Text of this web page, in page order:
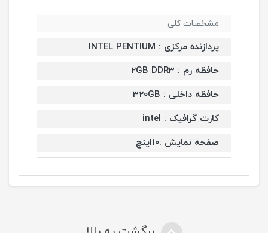
مشخصات کلی
پردازنده مرکزی : INTEL PENTIUM
حافظه رم : 2GB DDR3
حافظه داخلی : 320GB
کارت گرافیک : intel
صفحه نمایش :10اینچ